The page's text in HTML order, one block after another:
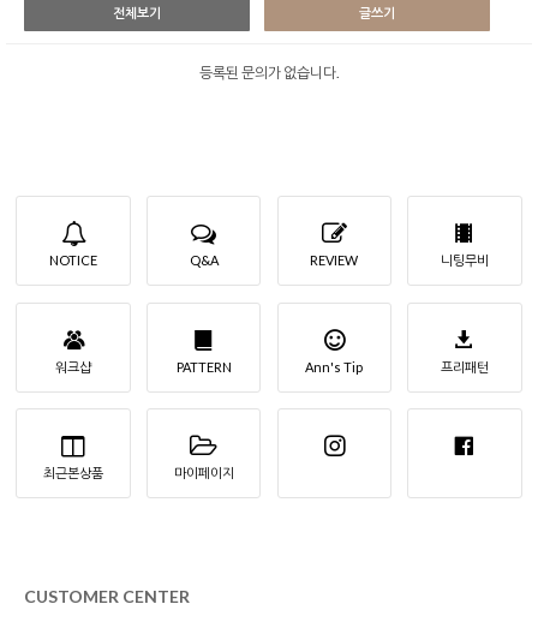
전체보기 글쓰기
등록된 문의가 없습니다.
NOTICE Q&A REVIEW 니팅무비
워크샵 PATTERN Ann's Tip 프리패턴
최근본상품 마이페이지
CUSTOMER CENTER